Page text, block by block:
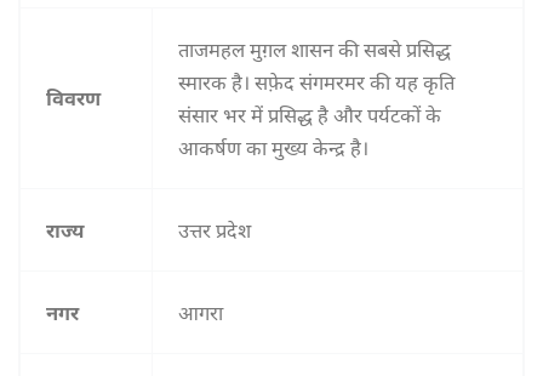
विवरण
ताजमहल मुग़ल शासन की सबसे प्रसिद्ध
स्मारक है। सफ़ेद संगमरमर की यह कृति
संसार भर में प्रसिद्ध है और पर्यटकों के
आकर्षण का मुख्य केन्द्र है।
राज्य उत्तर प्रदेश
नगर आगरा